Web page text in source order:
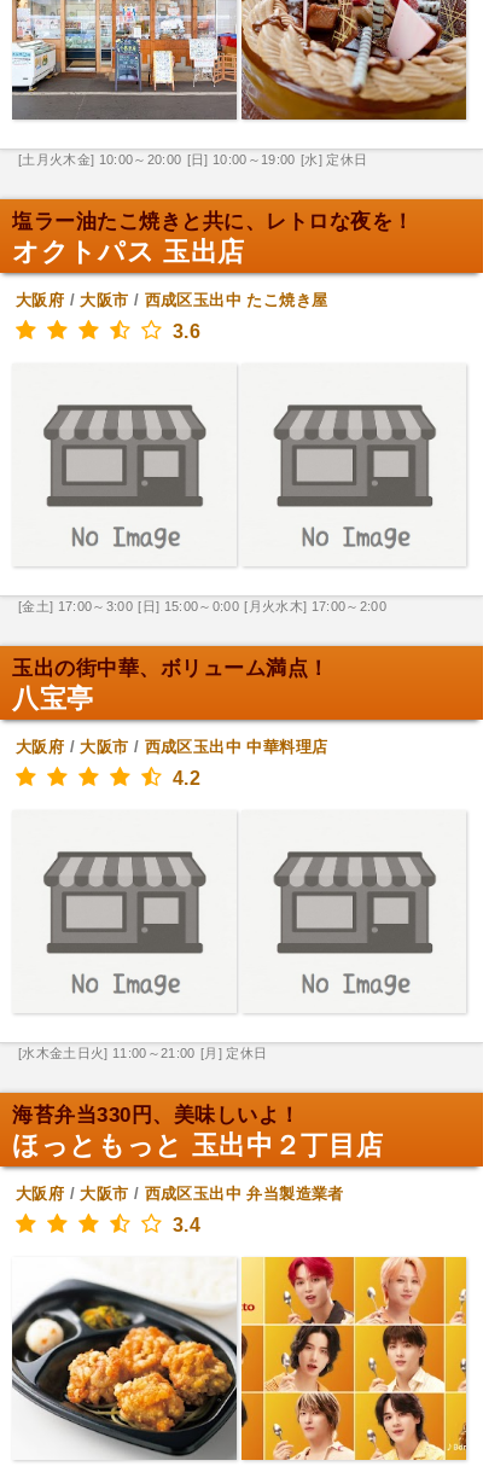
[土月火木金] 10:00～20:00 [日] 10:00～19:00 [水] 定休日
塩ラー油たこ焼きと共に、レトロな夜を！
オクトパス 玉出店
大阪府 /大阪市 / 西成区玉出中 たこ焼き屋
3.6
[金土] 17:00～3:00 [日] 15:00～0:00 [月火水木] 17:00～2:00
玉出の街中華、ボリューム満点！
八宝亭
大阪府 /大阪市 / 西成区玉出中 中華料理店
4.2
[水木金土日火] 11:00～21:00 [月] 定休日
海苔弁当330円、美味しいよ！
ほっともっと 玉出中２丁目店
大阪府 /大阪市 / 西成区玉出中 弁当製造業者
3.4